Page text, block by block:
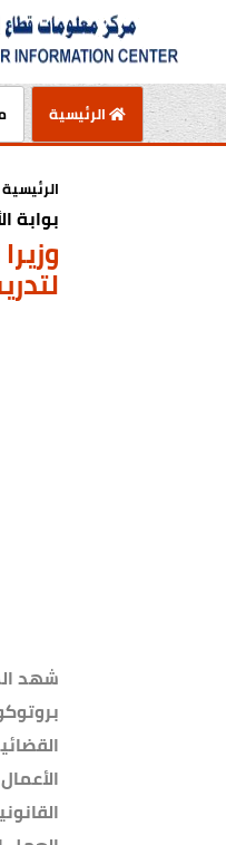
الرئيسية
(current)
الرئيسية
بوابة
شهد